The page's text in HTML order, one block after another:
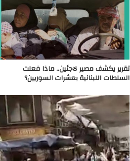
تقرير يكشف مصير لاجئين.. ماذا فعلت
السلطات اللبنانية بعشرات السوريين؟